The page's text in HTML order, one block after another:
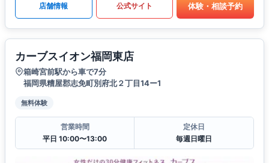
店舗情報 公式サイト 体験・相談予約
カーブスイオン福岡東店
箱崎宮前駅から車で7分
福岡県糟屋郡志免町別府北２丁目14ー1
無料体験
営業時間
平日 10:00〜13:00
定休日
毎週日曜日